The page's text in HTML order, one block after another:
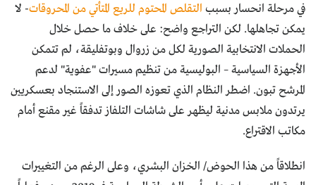
في مرحلة انحسار بسبب التقلص المحتوم للريع المتأتي من المحروقات- لا
يمكن تجاهلها. لكن التراجع واضح: على خلاف ما حصل خلال
الحملات الانتخابية الصورية لكل من زروال وبوتفليقة، لم تتمكن
الأجهزة السياسية – البوليسية من تنظيم مسيرات "عفوية" لدعم
المرشح تبون. اضطر النظام الذي تعوزه الصور إلى الاستنجاد بعسكريين
يرتدون ملابس مدنية ليظهر على شاشات التلفاز تدفقاً غير مقنع أمام
مكاتب الاقتراع.
انطلاقاً من هذا الحوض/ الخزان البشري، وعلى الرغم من التغييرات